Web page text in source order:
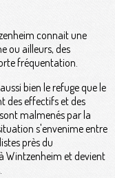
connait une
ou ailleurs, des
fréquentation.
bien le refuge que le
des effectifs et des
malmenés par la
s'envenime entre
près du
Wintzenheim et devient